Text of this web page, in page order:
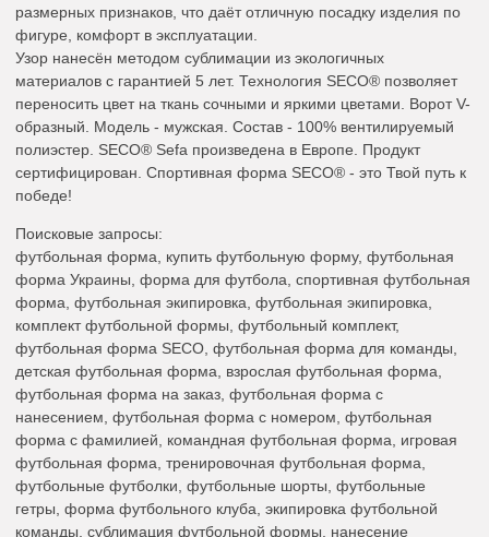
размерных признаков, что даёт отличную посадку изделия по
фигуре, комфорт в эксплуатации.
Узор нанесён методом сублимации из экологичных
материалов с гарантией 5 лет. Технология SECO® позволяет
переносить цвет на ткань сочными и яркими цветами. Ворот V-
образный. Модель - мужская. Состав - 100% вентилируемый
полиэстер. SECO® Sefa произведена в Европе. Продукт
сертифицирован. Спортивная форма SECO® - это Твой путь к
победе!
Поисковые запросы:
футбольная форма, купить футбольную форму, футбольная
форма Украины, форма для футбола, спортивная футбольная
форма, футбольная экипировка, футбольная экипировка,
комплект футбольной формы, футбольный комплект,
футбольная форма SECO, футбольная форма для команды,
детская футбольная форма, взрослая футбольная форма,
футбольная форма на заказ, футбольная форма с
нанесением, футбольная форма с номером, футбольная
форма с фамилией, командная футбольная форма, игровая
футбольная форма, тренировочная футбольная форма,
футбольные футболки, футбольные шорты, футбольные
гетры, форма футбольного клуба, экипировка футбольной
команды, сублимация футбольной формы, нанесение